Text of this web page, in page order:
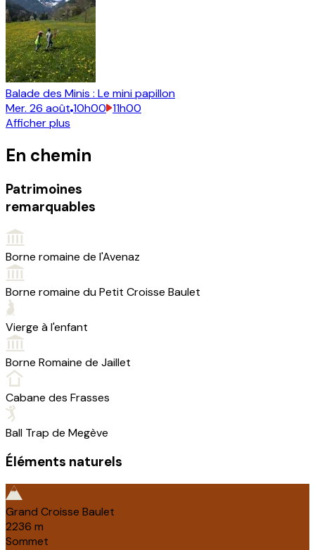
Balade des Minis : Le mini papillon
Mer. 26 août 10h00 11h00
Afficher plus
En chemin
Patrimoines
remarquables
Borne romaine de l'Avenaz
Borne romaine du Petit Croisse Baulet
Vierge à l'enfant
Borne Romaine de Jaillet
Cabane des Frasses
Ball Trap de Megève
Éléments naturels
Grand Croisse Baulet
2236 m
Sommet